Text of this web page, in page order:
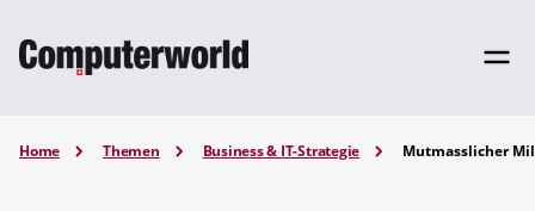
Home Themen Business & IT-Strategie Mutmasslicher